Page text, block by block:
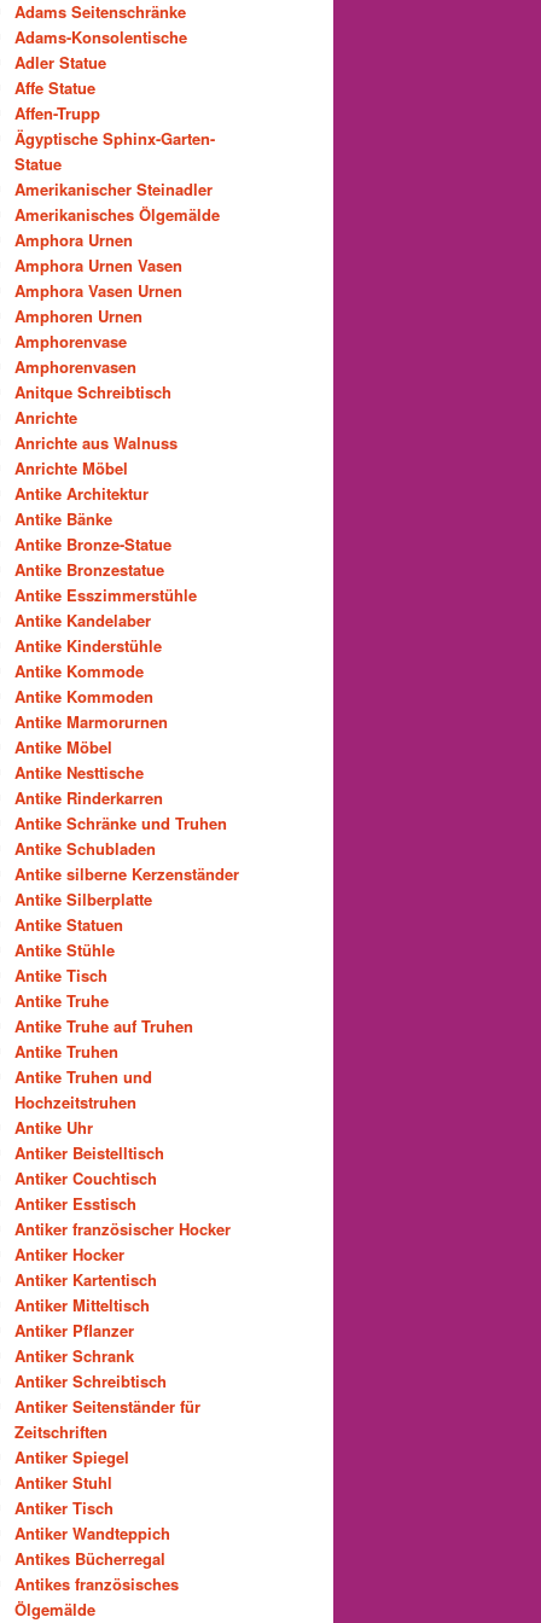
Adams Seitenschränke
Adams-Konsolentische
Adler Statue
Affe Statue
Affen-Trupp
Ägyptische Sphinx-Garten-
Statue
Amerikanischer Steinadler
Amerikanisches Ölgemälde
Amphora Urnen
Amphora Urnen Vasen
Amphora Vasen Urnen
Amphoren Urnen
Amphorenvase
Amphorenvasen
Anitque Schreibtisch
Anrichte
Anrichte aus Walnuss
Anrichte Möbel
Antike Architektur
Antike Bänke
Antike Bronze-Statue
Antike Bronzestatue
Antike Esszimmerstühle
Antike Kandelaber
Antike Kinderstühle
Antike Kommode
Antike Kommoden
Antike Marmorurnen
Antike Möbel
Antike Nesttische
Antike Rinderkarren
Antike Schränke und Truhen
Antike Schubladen
Antike silberne Kerzenständer
Antike Silberplatte
Antike Statuen
Antike Stühle
Antike Tisch
Antike Truhe
Antike Truhe auf Truhen
Antike Truhen
Antike Truhen und
Hochzeitstruhen
Antike Uhr
Antiker Beistelltisch
Antiker Couchtisch
Antiker Esstisch
Antiker französischer Hocker
Antiker Hocker
Antiker Kartentisch
Antiker Mitteltisch
Antiker Pflanzer
Antiker Schrank
Antiker Schreibtisch
Antiker Seitenständer für
Zeitschriften
Antiker Spiegel
Antiker Stuhl
Antiker Tisch
Antiker Wandteppich
Antikes Bücherregal
Antikes französisches
Ölgemälde